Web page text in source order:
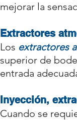
mejorar la
Extractores
Los extractores
superior de
entrada
Inyección,
Cuando se